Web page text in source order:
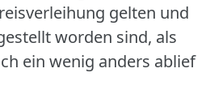
gelten und
worden sind, als
ein wenig anders ablief